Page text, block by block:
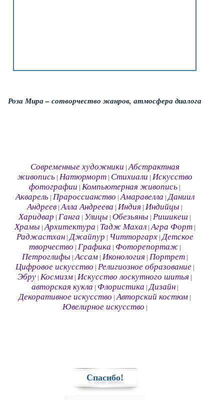
Роза Мира – сотворчество жанров, атмосфера диалога
Современные художники | Абстрактная
живопись| Натюрморт| Стихиали | Искусство
фотографии | Компьютерная живопись |
Акварель| Прароссианство | Амаравелла | Даниил
Андреев |Алла Андреева | Индия | Индийцы |
Харидвар | Ганга | Улицы |Обезьяны | Ришикеш |
Храмы | Архитектура | Тадж Махал| Агра Форт|
Раджастхан| Джайпур | Читторгарх| Детское
творчество | Графика | Фоторепортаж|
Петроглифы | Ассам| Иконология | Портрет|
Цифровое искусство | Религиозное образование|
Эбру | Космизм | Искусство лоскутного шитья |
авторская кукла | Флористика | Дизайн|
Декоративное искусство |Авторский костюм |
Ювелирное искусство |
Спасибо!